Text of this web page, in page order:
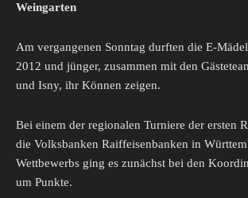
Weingarten
Am vergangenen Sonntag durften die E-
2012 und jünger, zusammen mit den
und Isny, ihr Können zeigen.
Bei einem der regionalen Turniere der ersten
die Volksbanken Raiffeisenbanken in
Wettbewerbs ging es zunächst bei den
um Punkte.